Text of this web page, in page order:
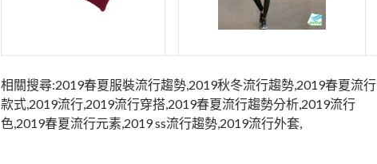
相關搜尋:2019春夏服裝流行趨勢,2019秋冬流行趨勢,2019春夏流行
款式,2019流行,2019流行穿搭,2019春夏流行趨勢分析,2019流行
色,2019春夏流行元素,2019 ss流行趨勢,2019流行外套,